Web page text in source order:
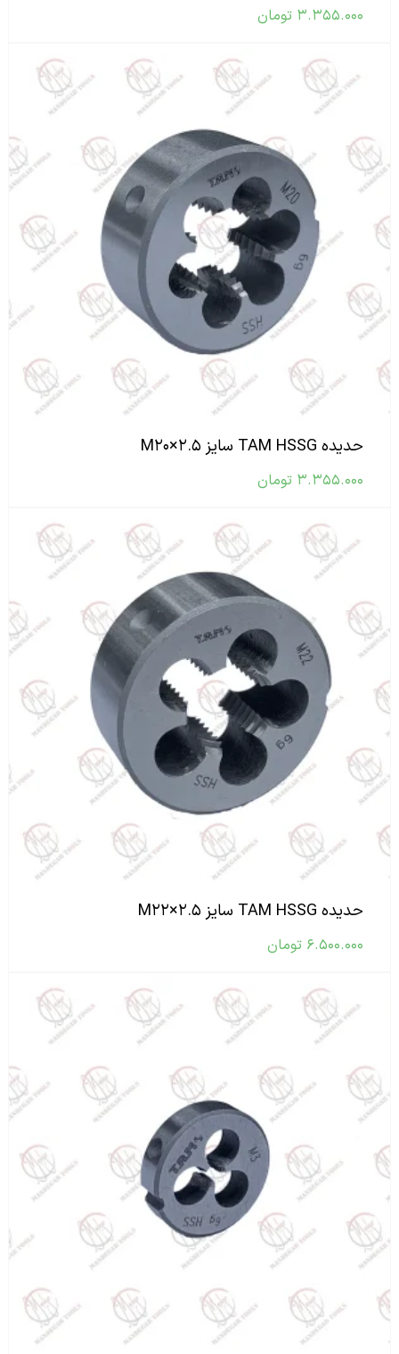
۳.۳۵۵.۰۰۰ تومان
حدیده TAM HSSG سایز M۲۰×۲.۵
۳.۳۵۵.۰۰۰ تومان
حدیده TAM HSSG سایز M۲۲×۲.۵
۶.۵۰۰.۰۰۰ تومان